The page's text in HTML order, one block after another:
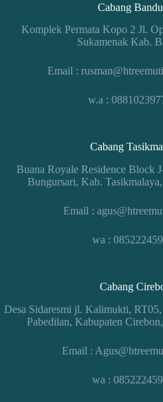
Cabang
Komplek Permata Kopo 2 Jl.
Sukamenak Kab.
Email :
w.a :
Cabang
Buana Royale Residence Block
Bungursari, Kab.
Email :
wa :
Cabang
Desa Sidaresmi jl. Kalimukti,
Pabedilan, Kabupaten
Email :
wa :